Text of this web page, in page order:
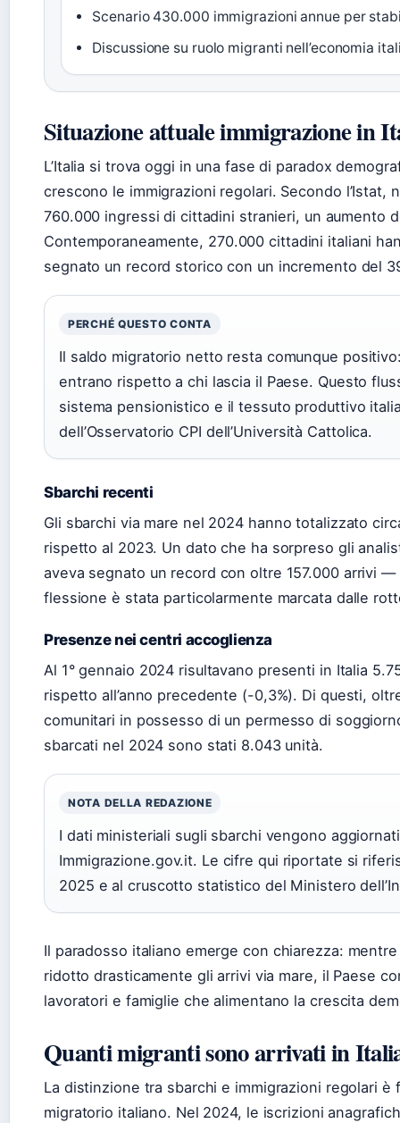
Scenario 430.000 immigrazioni annue per
Discussione su ruolo migranti nell’economia
Situazione attuale immigrazione in
L’Italia si trova oggi in una fase di paradox
crescono le immigrazioni regolari. Secondo
760.000 ingressi di cittadini stranieri, un aumento
Contemporaneamente, 270.000 cittadini italiani
segnato un record storico con un incremento del
PERCHÉ QUESTO CONTA
Il saldo migratorio netto resta comunque
entrano rispetto a chi lascia il Paese. Questo
sistema pensionistico e il tessuto produttivo
dell’Osservatorio CPI dell’Università Cattolica.
Sbarchi recenti
Gli sbarchi via mare nel 2024 hanno totalizzato
rispetto al 2023. Un dato che ha sorpreso gli
aveva segnato un record con oltre 157.000 arrivi
flessione è stata particolarmente marcata dalle
Presenze nei centri accoglienza
Al 1° gennaio 2024 risultavano presenti in Italia
rispetto all’anno precedente (-0,3%). Di questi,
comunitari in possesso di un permesso di
sbarcati nel 2024 sono stati 8.043 unità.
NOTA DELLA REDAZIONE
I dati ministeriali sugli sbarchi vengono
Immigrazione.gov.it. Le cifre qui riportate si
2025 e al cruscotto statistico del Ministero
Il paradosso italiano emerge con chiarezza:
ridotto drasticamente gli arrivi via mare, il Paese
lavoratori e famiglie che alimentano la crescita
Quanti migranti sono arrivati in
La distinzione tra sbarchi e immigrazioni regolari
migratorio italiano. Nel 2024, le iscrizioni